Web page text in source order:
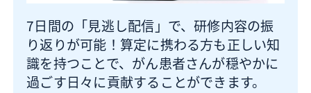
7日間の「見逃し配信」で、研修内容の振
り返りが可能！算定に携わる方も正しい知
識を持つことで、がん患者さんが穏やかに
過ごす日々に貢献することができます。